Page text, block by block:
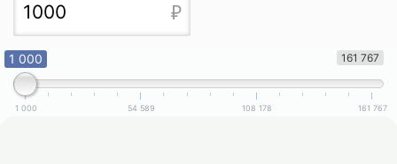
161 767
1 000
1 000 54 589 108 178 161 767